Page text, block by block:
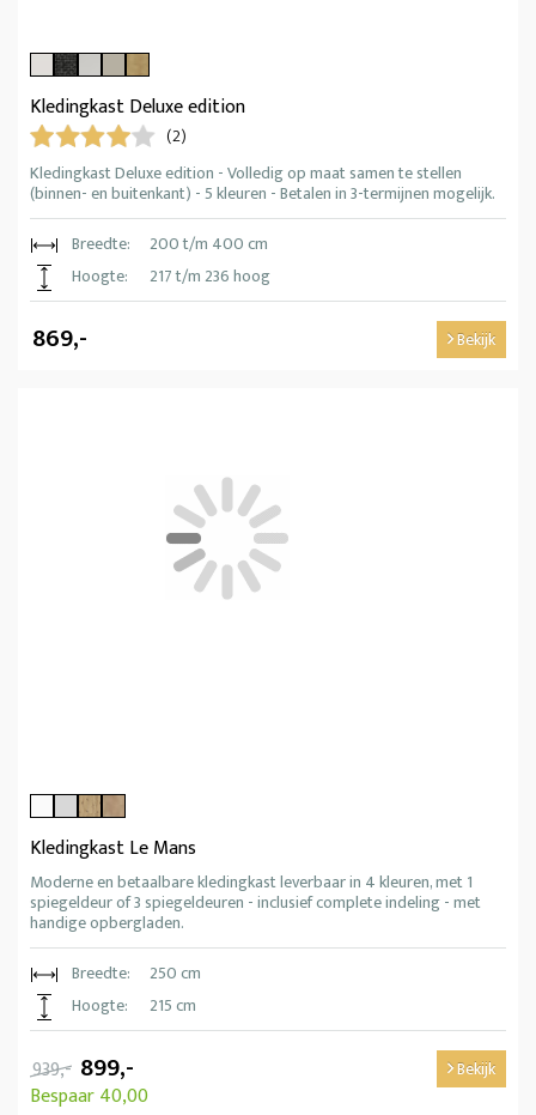
Kledingkast Deluxe edition
(2)
Kledingkast Deluxe edition - Volledig op maat samen te stellen
(binnen- en buitenkant) - 5 kleuren - Betalen in 3-termijnen mogelijk.
Breedte:
200 t/m 400 cm
Hoogte:
217 t/m 236 hoog
869,- Bekijk
Kledingkast Le Mans
Moderne en betaalbare kledingkast leverbaar in 4 kleuren, met 1
spiegeldeur of 3 spiegeldeuren - inclusief complete indeling - met
handige opbergladen.
Breedte:
250 cm
Hoogte:
215 cm
939,- 899,-
Bespaar 40,00
Bekijk